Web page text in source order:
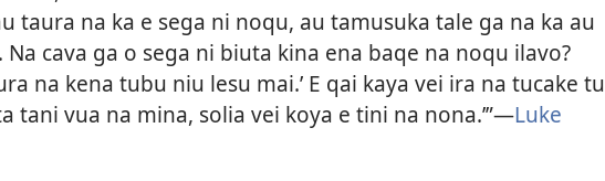
taura na ka e sega ni noqu, au tamusuka tale ga na ka au
Na cava ga o sega ni biuta kina ena baqe na noqu ilavo?
na kena tubu niu lesu mai.’ E qai kaya vei ira na tucake tu
tani vua na mina, solia vei koya e tini na nona.’”​—Luke